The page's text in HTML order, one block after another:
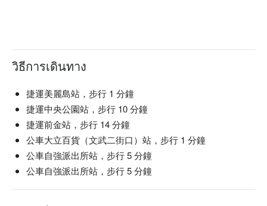
วิธีการเดินทาง
捷運美麗島站，步行 1 分鐘
捷運中央公園站，步行 10 分鐘
捷運前金站，步行 14 分鐘
公車大立百貨（文武二街口）站，步行 1 分鐘
公車自強派出所站，步行 5 分鐘
公車自強派出所站，步行 5 分鐘